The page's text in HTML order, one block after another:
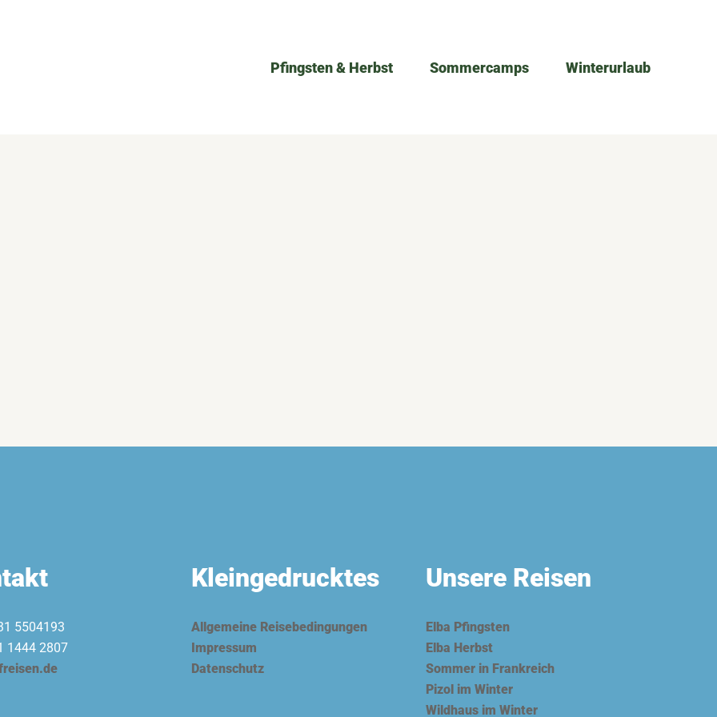
Pfingsten & Herbst Sommercamps Winterurlaub
5504193
1444 2807
Kleingedrucktes
Allgemeine Reisebedingungen
Impressum
Datenschutz
Unsere Reisen
Elba Pfingsten
Elba Herbst
Sommer in Frankreich
Pizol im Winter
Wildhaus im Winter